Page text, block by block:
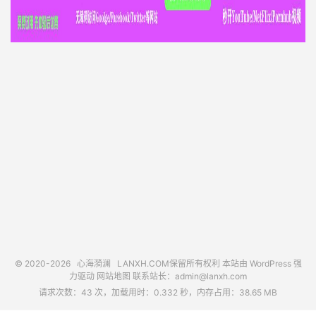
© 2020-2026 心海漪澜 LANXH.COM保留所有权利 本站由 WordPress 强
力驱动 网站地图 联系站长： admin@lanxh.com
请求次数：43 次，加载用时：0.332 秒，内存占用：38.65 MB